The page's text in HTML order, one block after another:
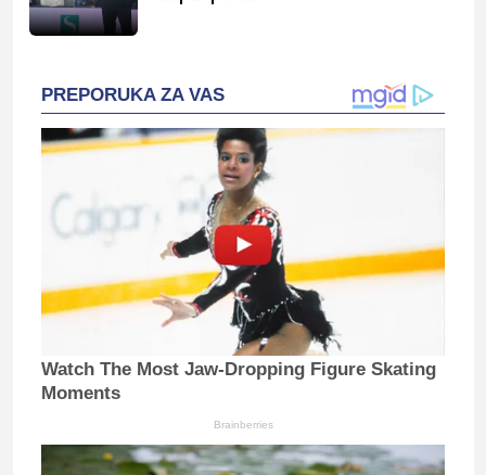
PREPORUKA ZA VAS
Watch The Most Jaw‑Dropping Figure Skating
Moments
Brainberries